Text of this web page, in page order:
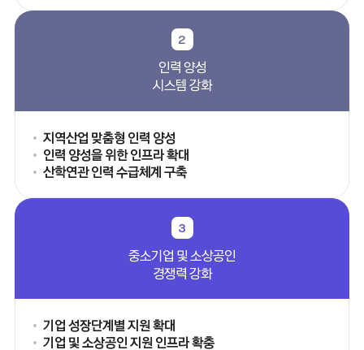
2
인력 양성
시스템 강화
지역산업 맞춤형 인력 양성
인력 양성을 위한 인프라 확대
산학연관 인력 수급체계 구축
3
중소기업 및 소상공인
경쟁력 강화
기업 성장단계별 지원 확대
기업 및 소상공인 지원 인프라 확충